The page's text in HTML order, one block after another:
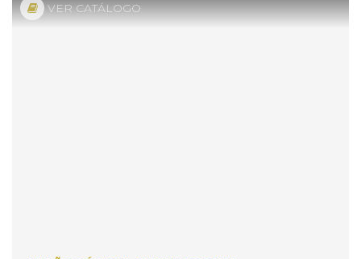
VER CATÁLOGO